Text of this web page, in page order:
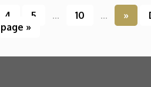
4 5 ... 10 ... »
page »